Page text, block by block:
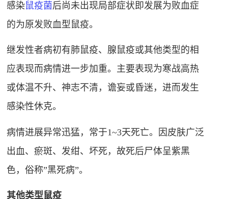
感染鼠疫菌后尚未出现局部症状即发展为败血症
的为原发败血型鼠疫。
继发性者病初有肺鼠疫、腺鼠疫或其他类型的相
应表现而病情进一步加重。主要表现为寒战高热
或体温不升、神志不清，谵妄或昏迷，进而发生
感染性休克。
病情进展异常迅猛，常于1~3天死亡。因皮肤广泛
出血、瘀斑、发绀、坏死，故死后尸体呈紫黑
色，俗称”黑死病”。
其他类型鼠疫